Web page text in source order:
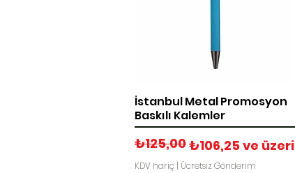
Hızlı Bakış
İstanbul Metal Promosyon
Baskılı Kalemler
Normal Fiyat
₺125,00₺106,25ve üzeri
İndirimli Fiyat
KDV hariç | Ücretsiz Gönderim